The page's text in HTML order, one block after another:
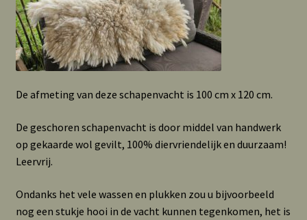
De afmeting van deze schapenvacht is 100 cm x 120 cm.
De geschoren schapenvacht is door middel van handwerk
op gekaarde wol gevilt, 100% diervriendelijk en duurzaam!
Leervrij.
Ondanks het vele wassen en plukken zou u bijvoorbeeld
nog een stukje hooi in de vacht kunnen tegenkomen, het is